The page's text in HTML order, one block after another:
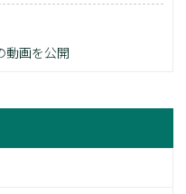
動画を公開